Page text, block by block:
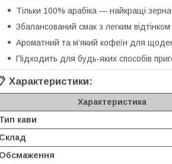
Тільки 100% арабіка — найкращі
Збалансований смак з легким
Ароматний та м’який кофеїн для
Підходить для будь-яких способів
Характеристики:
Характеристика
кави